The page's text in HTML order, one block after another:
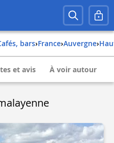
Cafés, bars› france› auvergne›
et avis À voir autour